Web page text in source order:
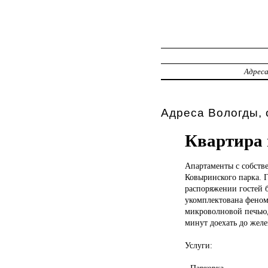
Адреса
Адреса Вологды,
Квартира
Апартаменты с
Ковыринского парка.
распоряжении гостей
укомплектована
микроволновой
минут доехать до
Услуги: